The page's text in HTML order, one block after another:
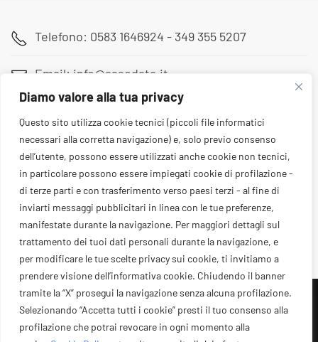
Diamo valore alla tua privacy
Questo sito utilizza cookie tecnici (piccoli file informatici
necessari alla corretta navigazione) e, solo previo consenso
dell’utente, possono essere utilizzati anche cookie non tecnici,
in particolare possono essere impiegati cookie di profilazione -
di terze parti e con trasferimento verso paesi terzi - al fine di
inviarti messaggi pubblicitari in linea con le tue preferenze,
manifestate durante la navigazione. Per maggiori dettagli sul
trattamento dei tuoi dati personali durante la navigazione, e
per modificare le tue scelte privacy sui cookie, ti invitiamo a
prendere visione dell’informativa cookie. Chiudendo il banner
tramite la “X” prosegui la navigazione senza alcuna profilazione.
Selezionando “Accetta tutti i cookie” presti il tuo consenso alla
profilazione che potrai revocare in ogni momento alla
Telefono: 0583 1646924 - 349 355 5207
Email: info@assodata.it
Assodata © 2026 - CODICE FISCALE: 92066640464 -
PARTITA IVA: 02537200467 -Privacy Policy-